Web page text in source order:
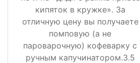
кипяток в кружке». За
отличную цену вы получаете
помповую (а не
пароварочную) кофеварку с
ручным капучинатором.3.5